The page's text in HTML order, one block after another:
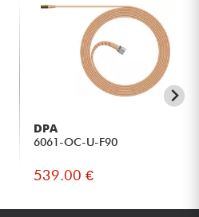
DPA
6061-OC-U-F90
539.00 €